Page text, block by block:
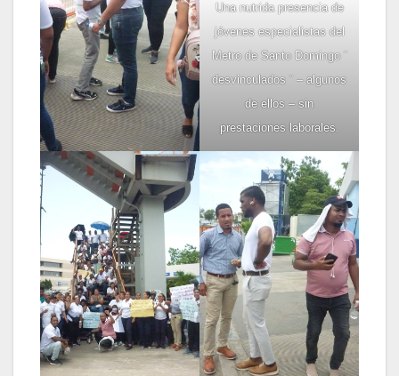
Una nutrida presencia de
jóvenes especialistas del
Metro de Santo Domingo ¨
desvinculados ¨ – algunos
de ellos – sin
prestaciones laborales.